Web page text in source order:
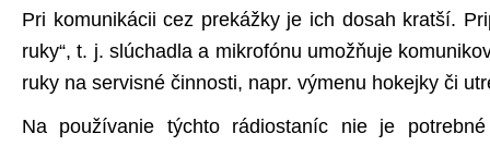
Pri komunikácii cez prekážky je ich dosah kratší.
ruky“, t. j. slúchadla a mikrofónu umožňuje
ruky na servisné činnosti, napr. výmenu hokejky či
Na používanie týchto rádiostaníc nie je